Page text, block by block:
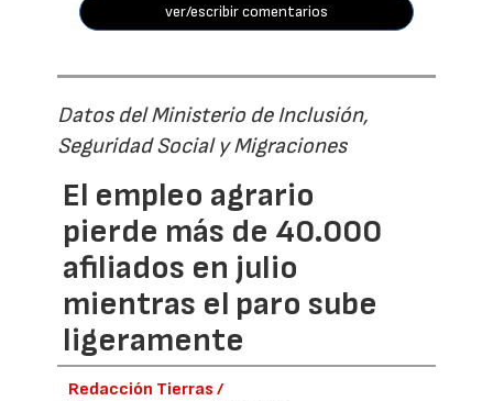
ver/escribir comentarios
Datos del Ministerio de Inclusión,
Seguridad Social y Migraciones
El empleo agrario
pierde más de 40.000
afiliados en julio
mientras el paro sube
ligeramente
Redacción Tierras /